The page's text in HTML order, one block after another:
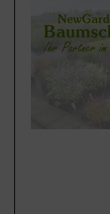
Blatt
Frucht
Blütezeit